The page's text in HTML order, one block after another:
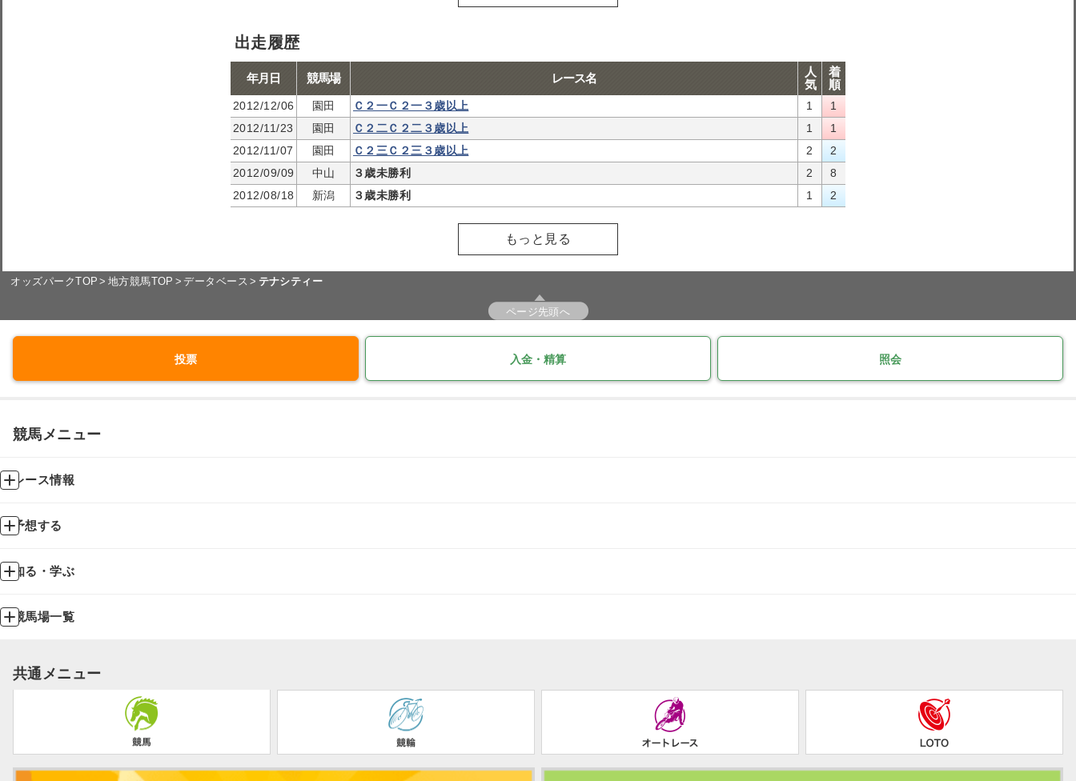
出走履歴
年月日 競馬場 レース名
人
気
着
順
2012/12/06 園田 Ｃ２一Ｃ２一３歳以上 1
1
2012/11/23
園田 Ｃ２二Ｃ２二３歳以上 1
1
2012/11/07
園田 Ｃ２三Ｃ２三３歳以上 2
2
2012/09/09
中山 ３歳未勝利 2
8
2012/08/18
新潟 ３歳未勝利 1 2
もっと見る
オッズパークTOP 地方競馬TOP データベース テナシティー
ページ先頭へ
投票 入金・精算 照会
競馬メニュー
レース情報
予想する
知る・学ぶ
競馬場一覧
共通メニュー